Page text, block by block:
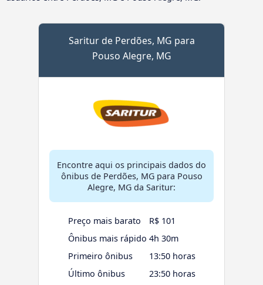
Saritur de Perdões, MG para
Pouso Alegre, MG
Encontre aqui os principais dados do
ônibus de Perdões, MG para Pouso
Alegre, MG da Saritur:
Preço mais barato
R$ 101
Ônibus mais rápido 4h 30m
Primeiro ônibus
13:50 horas
Último ônibus
23:50 horas